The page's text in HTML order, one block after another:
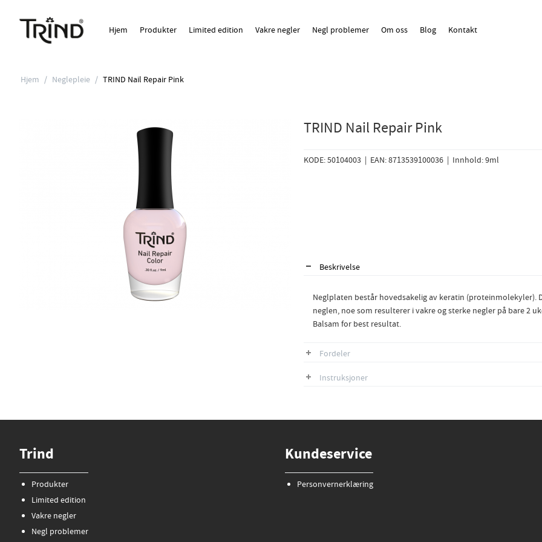
Hjem Produkter Limited edition Vakre negler Negl problemer Om oss Blog Kontakt
Hjem / Neglepleie / TRIND Nail Repair Pink
TRIND Nail Repair Pink
KODE: 50104003 | EAN: 8713539100036 | Innhold: 9ml
Beskrivelse
Neglplaten består hovedsakelig av keratin (proteinmolekyler).
neglen, noe som resulterer i vakre og sterke negler på bare 2
Balsam for best resultat.
Fordeler
Instruksjoner
Trind
Produkter
Limited edition
Vakre negler
Negl problemer
Kundeservice
Personvernerklæring